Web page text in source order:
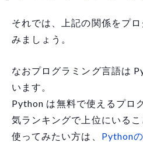
それでは、上記の関係をプ
みましょう。
なおプログラミング言語は
います。
Python は無料で使えるプロ
気ランキングで上位にいるこ
使ってみたい方は、 Python